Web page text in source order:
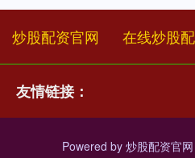
炒股配资官网 在线炒股
友情链接：
Powered by 炒股配资官网